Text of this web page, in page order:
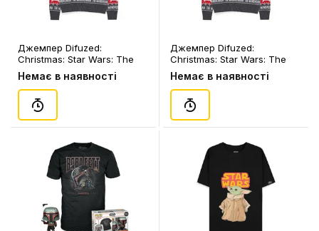
Джемпер Difuzed:
Christmas: Star Wars: The
Mandalorian: Grogu (2XL)
(чол.), (387582)
Немає в наявності
Джемпер Difuzed:
Christmas: Star Wars: The
Mandalorian: Grogu (L)
(чол.), (387551)
Немає в наявності